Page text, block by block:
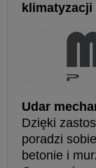
klimatyzacji
Udar
Dzięki
poradzi
betonie i